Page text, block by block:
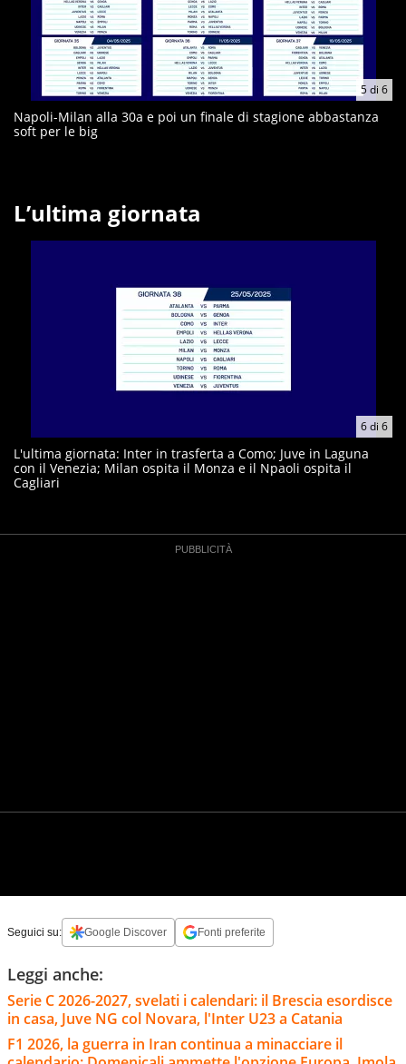
5di 6
Napoli-Milan alla 30a e poi un finale di stagione abbastanza
soft per le big
L’ultima giornata
6di 6
L'ultima giornata: Inter in trasferta a Como; Juve in Laguna
con il Venezia; Milan ospita il Monza e il Npaoli ospita il
Cagliari
Seguici su: Google Discover Fonti preferite
Leggi anche:
Serie C 2026-2027, svelati i calendari: il Brescia esordisce
in casa, Juve NG col Novara, l'Inter U23 a Catania
F1 2026, la guerra in Iran continua a minacciare il